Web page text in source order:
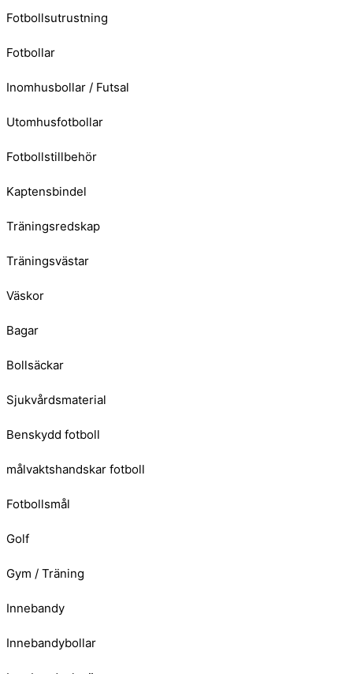
Fotbollsutrustning
Fotbollar
Inomhusbollar / Futsal
Utomhusfotbollar
Fotbollstillbehör
Kaptensbindel
Träningsredskap
Träningsvästar
Väskor
Bagar
Bollsäckar
Sjukvårdsmaterial
Benskydd fotboll
målvaktshandskar fotboll
Fotbollsmål
Golf
Gym / Träning
Innebandy
Innebandybollar